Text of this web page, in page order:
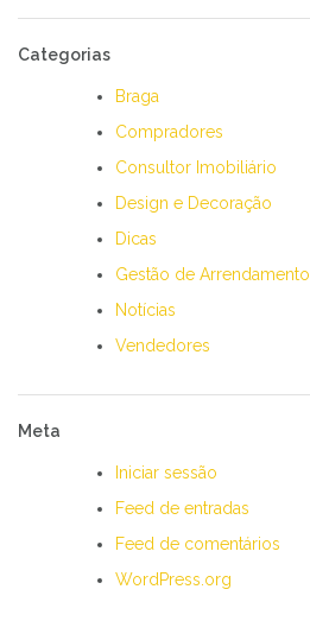
Categorias
Braga
Compradores
Consultor Imobiliário
Design e Decoração
Dicas
Gestão de Arrendamento
Notícias
Vendedores
Meta
Iniciar sessão
Feed de entradas
Feed de comentários
WordPress.org